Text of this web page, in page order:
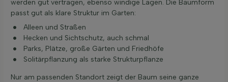
werden gut vertragen, ebenso windige Lagen. Die Baumform
passt gut als klare Struktur im Garten:
Alleen und Straßen
Hecken und Sichtschutz, auch schmal
Parks, Plätze, große Gärten und Friedhöfe
Solitärpflanzung als starke Strukturpflanze
Nur am passenden Standort zeigt der Baum seine ganze